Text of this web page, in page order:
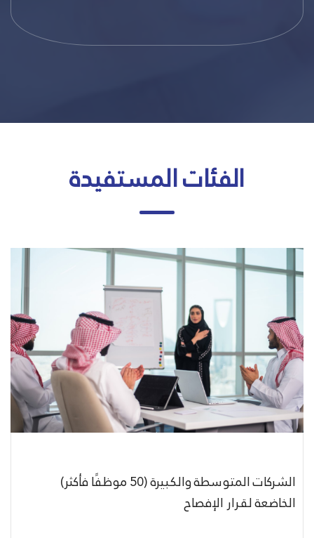
الفئات المستفيدة
الشركات المتوسطة والكبيرة (50 موظفًا فأكثر)
الخاضعة لقرار الإفصاح